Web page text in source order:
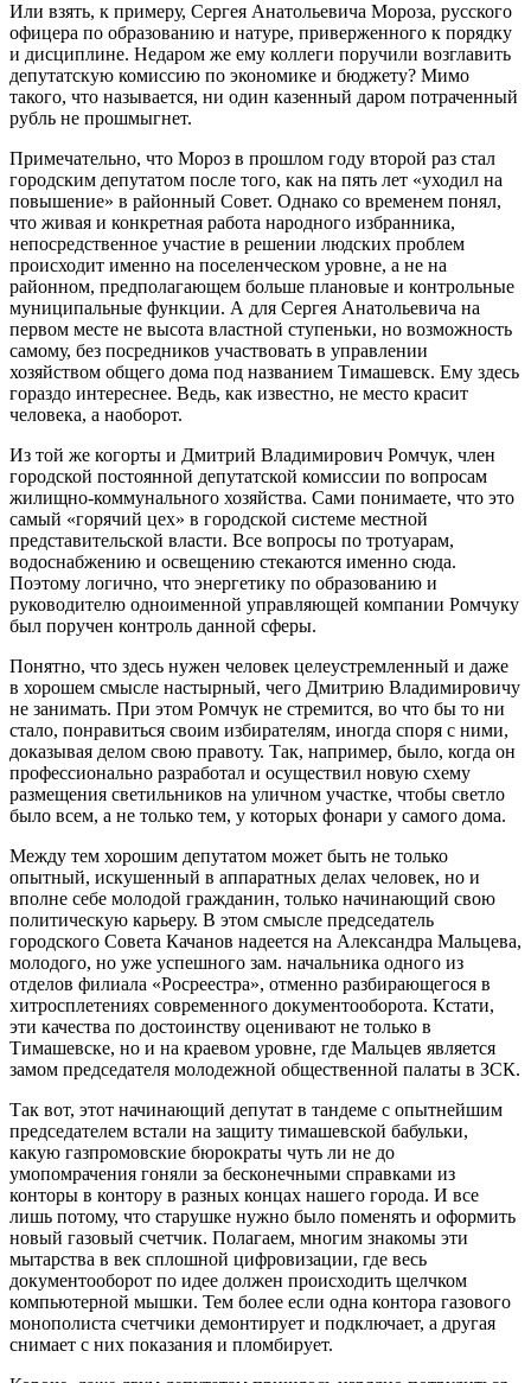
Или взять, к примеру, Сергея Анатольевича Мороза, русского
офицера по образованию и натуре, приверженного к порядку
и дисциплине. Недаром же ему коллеги поручили возглавить
депутатскую комиссию по экономике и бюджету? Мимо
такого, что называется, ни один казенный даром потраченный
рубль не прошмыгнет.
Примечательно, что Мороз в прошлом году второй раз стал
городским депутатом после того, как на пять лет «уходил на
повышение» в районный Совет. Однако со временем понял,
что живая и конкретная работа народного избранника,
непосредственное участие в решении людских проблем
происходит именно на поселенческом уровне, а не на
районном, предполагающем больше плановые и контрольные
муниципальные функции. А для Сергея Анатольевича на
первом месте не высота властной ступеньки, но возможность
самому, без посредников участвовать в управлении
хозяйством общего дома под названием Тимашевск. Ему здесь
гораздо интереснее. Ведь, как известно, не место красит
человека, а наоборот.
Из той же когорты и Дмитрий Владимирович Ромчук, член
городской постоянной депутатской комиссии по вопросам
жилищно-коммунального хозяйства. Сами понимаете, что это
самый «горячий цех» в городской системе местной
представительской власти. Все вопросы по тротуарам,
водоснабжению и освещению стекаются именно сюда.
Поэтому логично, что энергетику по образованию и
руководителю одноименной управляющей компании Ромчуку
был поручен контроль данной сферы.
Понятно, что здесь нужен человек целеустремленный и даже
в хорошем смысле настырный, чего Дмитрию Владимировичу
не занимать. При этом Ромчук не стремится, во что бы то ни
стало, понравиться своим избирателям, иногда споря с ними,
доказывая делом свою правоту. Так, например, было, когда он
профессионально разработал и осуществил новую схему
размещения светильников на уличном участке, чтобы светло
было всем, а не только тем, у которых фонари у самого дома.
Между тем хорошим депутатом может быть не только
опытный, искушенный в аппаратных делах человек, но и
вполне себе молодой гражданин, только начинающий свою
политическую карьеру. В этом смысле председатель
городского Совета Качанов надеется на Александра Мальцева,
молодого, но уже успешного зам. начальника одного из
отделов филиала «Росреестра», отменно разбирающегося в
хитросплетениях современного документооборота. Кстати,
эти качества по достоинству оценивают не только в
Тимашевске, но и на краевом уровне, где Мальцев является
замом председателя молодежной общественной палаты в ЗСК.
Так вот, этот начинающий депутат в тандеме с опытнейшим
председателем встали на защиту тимашевской бабульки,
какую газпромовские бюрократы чуть ли не до
умопомрачения гоняли за бесконечными справками из
конторы в контору в разных концах нашего города. И все
лишь потому, что старушке нужно было поменять и оформить
новый газовый счетчик. Полагаем, многим знакомы эти
мытарства в век сплошной цифровизации, где весь
документооборот по идее должен происходить щелчком
компьютерной мышки. Тем более если одна контора газового
монополиста счетчики демонтирует и подключает, а другая
снимает с них показания и пломбирует.